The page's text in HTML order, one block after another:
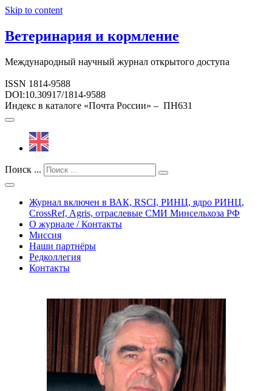
Skip to content
Ветеринария и кормление
Международный научный журнал открытого доступа
ISSN 1814-9588
DOI:10.30917/1814-9588
Индекс в каталоге «Почта России» – ПН631
Поиск ...
Журнал включен в ВАК, RSCI, РИНЦ, ядро РИНЦ,
CrossRef, Agris, отраслевые СМИ Минсельхоза РФ
О журнале / Контакты
Миссия
Наши партнёры
Редколлегия
Контакты